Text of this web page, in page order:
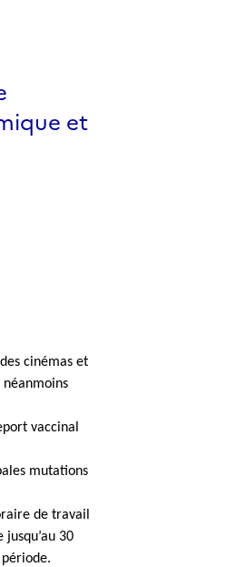
et
cinémas et
vaccinal
mutations
de travail
30